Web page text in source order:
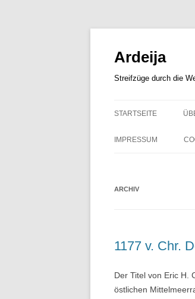
Ardeija
Streifzüge durch die
STARTSEITE
IMPRESSUM
ARCHIV
1177 v. Chr.
Der Titel von Eric H.
östlichen